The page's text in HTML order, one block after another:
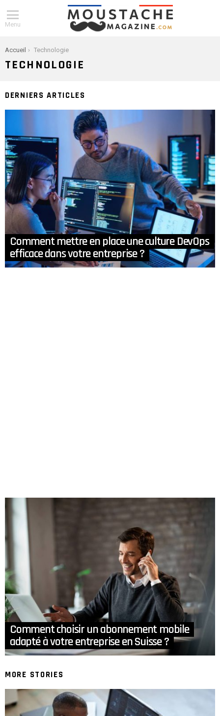
Menu
You are here:
Accueil Technologie
TECHNOLOGIE
DERNIERS ARTICLES
Comment mettre en place une culture DevOps
efficace dans votre entreprise ?
Comment choisir un abonnement mobile
adapté à votre entreprise en Suisse ?
MORE STORIES